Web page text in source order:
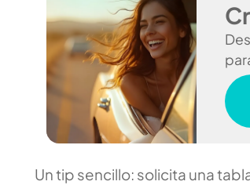
Un tip sencillo: solicita una